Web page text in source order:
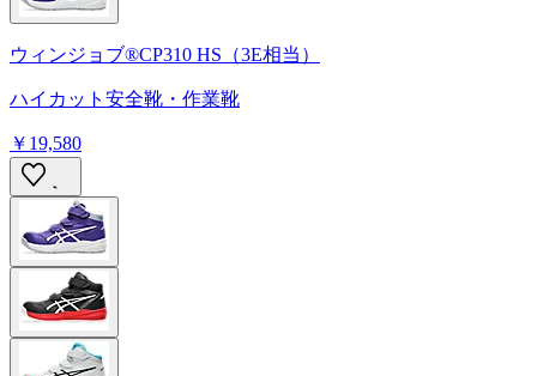
ウィンジョブ®CP310 HS（3E相当）
ハイカット安全靴・作業靴
￥19,580